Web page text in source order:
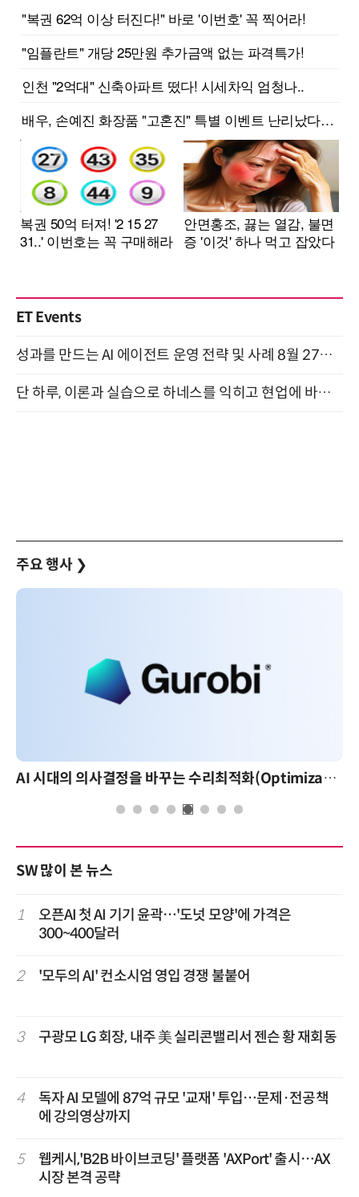
ET Events
성과를 만드는 AI 에이전트 운영 전략 및 사례 8월 27일 개최
단 하루, 이론과 실습으로 하네스를 익히고 현업에 바로 쓰는 핸즈온 워크숍 (8/20)
주요 행사 ❯
AI 시대의 의사결정을 바꾸는 수리최적화(Optimization): 실제 산업 적용 사례와 활용 전략
SW 많이 본 뉴스
1
오픈AI 첫 AI 기기 윤곽…'도넛 모양'에 가격은
300~400달러
2 '모두의 AI' 컨소시엄 영입 경쟁 불붙어
3 구광모 LG 회장, 내주 美 실리콘밸리서 젠슨 황 재회동
4
독자 AI 모델에 87억 규모 '교재' 투입…문제·전공책
에 강의영상까지
5
웹케시,'B2B 바이브코딩' 플랫폼 'AXPort' 출시…AX
시장 본격 공략